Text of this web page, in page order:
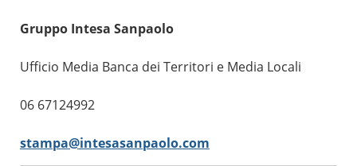
Gruppo Intesa Sanpaolo
Ufficio Media Banca dei Territori e Media Locali
06 67124992
stampa@intesasanpaolo.com